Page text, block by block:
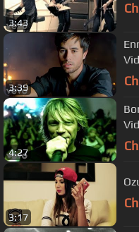
3:43
3:39
4:27
3:17